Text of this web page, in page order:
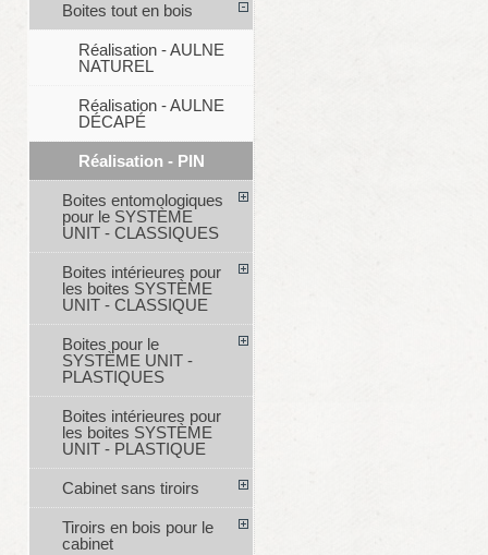
Boites tout en bois
Réalisation - AULNE
NATUREL
Réalisation - AULNE
DÉCAPÉ
Réalisation - PIN
Boites entomologiques
pour le SYSTÈME
UNIT - CLASSIQUES
Boites intérieures pour
les boites SYSTÈME
UNIT - CLASSIQUE
Boites pour le
SYSTÈME UNIT -
PLASTIQUES
Boites intérieures pour
les boites SYSTÈME
UNIT - PLASTIQUE
Cabinet sans tiroirs
Tiroirs en bois pour le
cabinet